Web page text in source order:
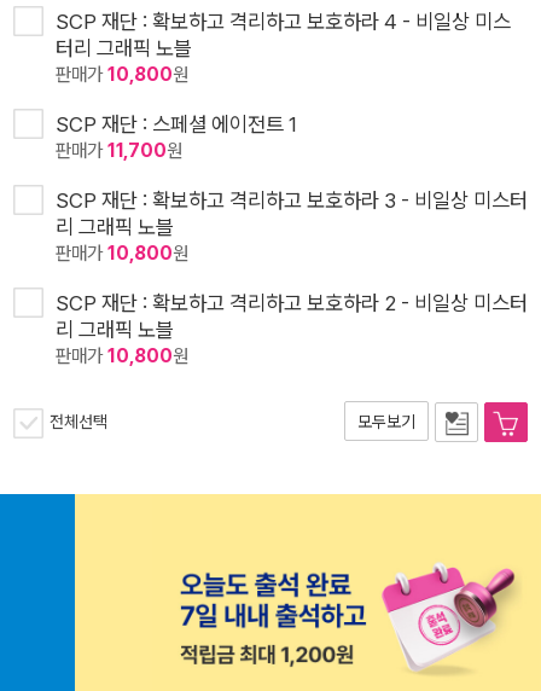
SCP 재단 : 확보하고 격리하고 보호하라 4 - 비일상 미스
터리 그래픽 노블
판매가10,800원
SCP 재단 : 스페셜 에이전트 1
판매가11,700원
SCP 재단 : 확보하고 격리하고 보호하라 3 - 비일상 미스터
리 그래픽 노블
판매가10,800원
SCP 재단 : 확보하고 격리하고 보호하라 2 - 비일상 미스터
리 그래픽 노블
판매가10,800원
전체선택 모두보기